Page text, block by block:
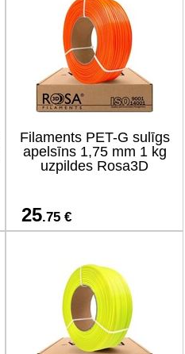
Filaments PET-G sulīgs
apelsīns 1,75 mm 1 kg
uzpildes Rosa3D
25.75 €